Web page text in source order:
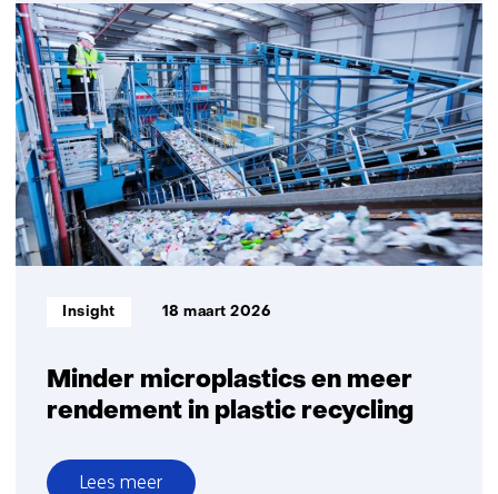
objectieve
standaard
om
de
kwaliteit
van
gerecycled
plastic
te
beoordelen
Minder microplastics en meer
rendement in plastic recycling
Informatietype:
Insight 18 maart 2026
Lees meer